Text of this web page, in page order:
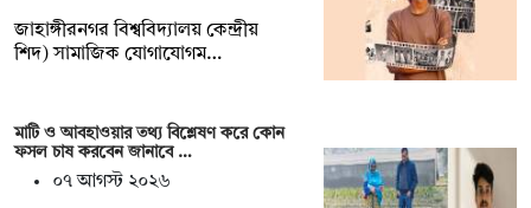
‎জাহাঙ্গীরনগর বিশ্ববিদ্যালয় কেন্দ্রীয়
শিদ) সামাজিক যোগাযোগম…
মাটি ও আবহাওয়ার তথ্য বিশ্লেষণ করে কোন
ফসল চাষ করবেন জানাবে …
০৭ আগস্ট ২০২৬